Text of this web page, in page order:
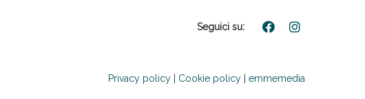
Seguici su:
Privacy policy Cookie policy emmemedia